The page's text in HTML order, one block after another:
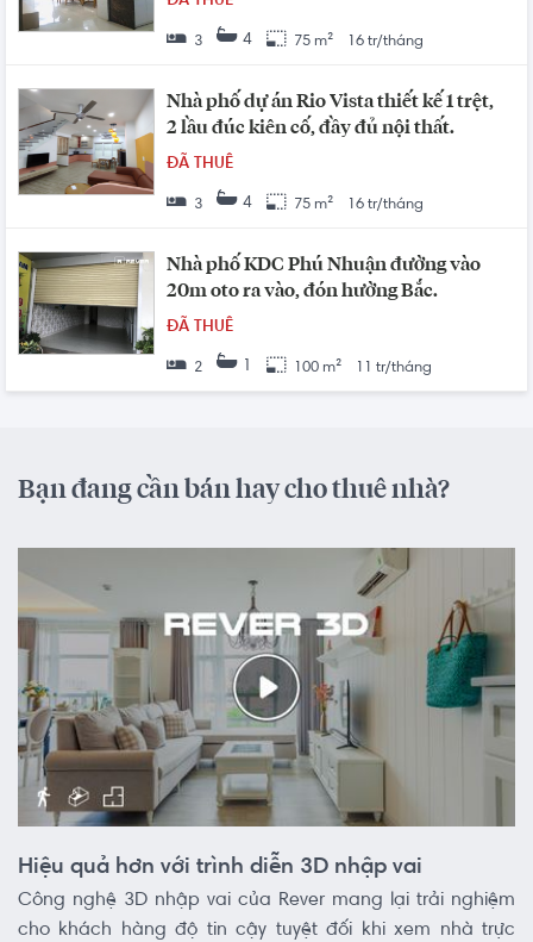
3 4 75 m² 16 tr/tháng
Nhà phố dự án Rio Vista thiết kế 1 trệt,
2 lầu đúc kiên cố, đầy đủ nội thất.
ĐÃ THUÊ
3 4 75 m² 16 tr/tháng
Nhà phố KDC Phú Nhuận đường vào
20m oto ra vào, đón hường Bắc.
ĐÃ THUÊ
2 1 100 m² 11 tr/tháng
Bạn đang cần bán hay cho thuê nhà?
Hiệu quả hơn với trình diễn 3D nhập vai
Công nghệ 3D nhập vai của Rever mang lại trải nghiệm
cho khách hàng độ tin cậy tuyệt đối khi xem nhà trực